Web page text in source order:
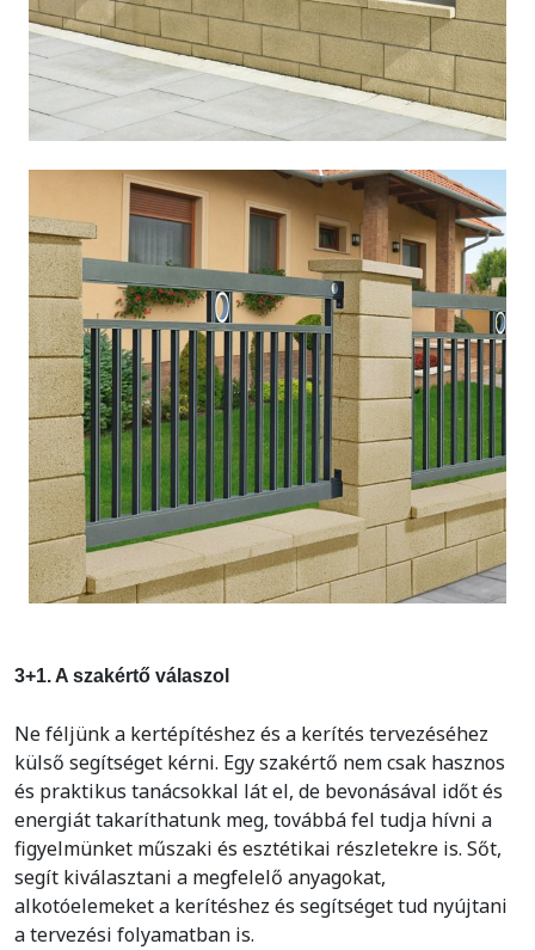
3+1. A szakértő válaszol
Ne féljünk a kertépítéshez és a kerítés tervezéséhez
külső segítséget kérni. Egy szakértő nem csak hasznos
és praktikus tanácsokkal lát el, de bevonásával időt és
energiát takaríthatunk meg, továbbá fel tudja hívni a
figyelmünket műszaki és esztétikai részletekre is. Sőt,
segít kiválasztani a megfelelő anyagokat,
alkotóelemeket a kerítéshez és segítséget tud nyújtani
a tervezési folyamatban is.